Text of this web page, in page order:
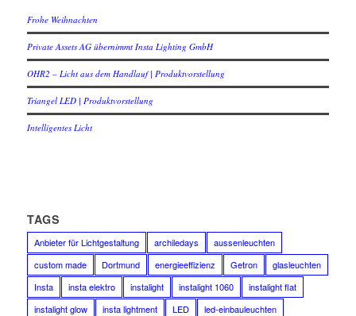
Frohe Weihnachten
Private Assets AG übernimmt Insta Lighting GmbH
OHR2 – Licht aus dem Handlauf | Produktvorstellung
Triangel LED | Produktvorstellung
Intelligentes Licht
TAGS
Anbieter für Lichtgestaltung archiledays
aussenleuchten
custom made
Dortmund energieeffizienz Getron
glasleuchten
Insta
insta elektro instalight instalight 1060
instalight flat
instalight glow
insta lightment LED
led-einbauleuchten